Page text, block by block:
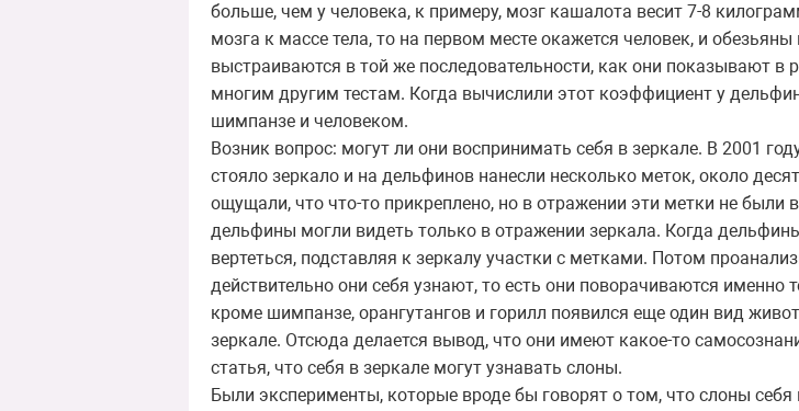
больше, чем у человека, к примеру, мозг кашалота весит 7-8
мозга к массе тела, то на первом месте окажется человек, и
выстраиваются в той же последовательности, как они показывают в
многим другим тестам. Когда вычислили этот коэффициент у
шимпанзе и человеком.
Возник вопрос: могут ли они воспринимать себя в зеркале. В 2001
стояло зеркало и на дельфинов нанесли несколько меток, около
ощущали, что что-то прикреплено, но в отражении эти метки не были
дельфины могли видеть только в отражении зеркала. Когда
вертеться, подставляя к зеркалу участки с метками. Потом
действительно они себя узнают, то есть они поворачиваются именно
кроме шимпанзе, орангутангов и горилл появился еще один вид
зеркале. Отсюда делается вывод, что они имеют какое-то
статья, что себя в зеркале могут узнавать слоны.
Были эксперименты, которые вроде бы говорят о том, что слоны себя